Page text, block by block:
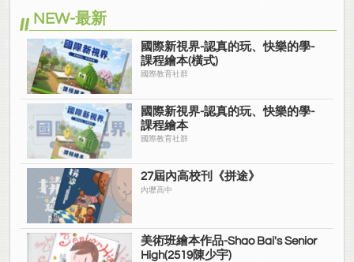
NEW-最新
國際新視界-認真的玩、快樂的學-
課程繪本(橫式)
國際教育社群
國際新視界-認真的玩、快樂的學-
課程繪本
國際教育社群
27屆內高校刊《拼途》
內壢高中
美術班繪本作品-Shao Bai's Senior
High(2519陳少宇)